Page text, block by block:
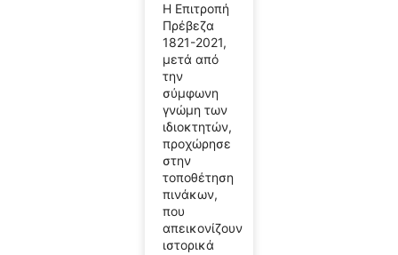
Η Επιτροπή
Πρέβεζα
1821-2021,
μετά από
την
σύμφωνη
γνώμη των
ιδιοκτητών,
προχώρησε
στην
τοποθέτηση
πινάκων,
που
απεικονίζουν
ιστορικά